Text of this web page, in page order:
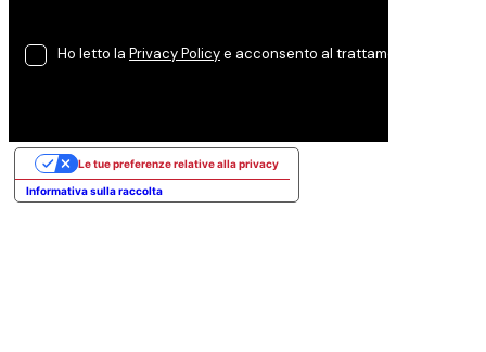
Ho letto la Privacy Policye acconsento al trattamento dei miei
Informativa sulla raccolta
Le tue preferenze relative alla privacy